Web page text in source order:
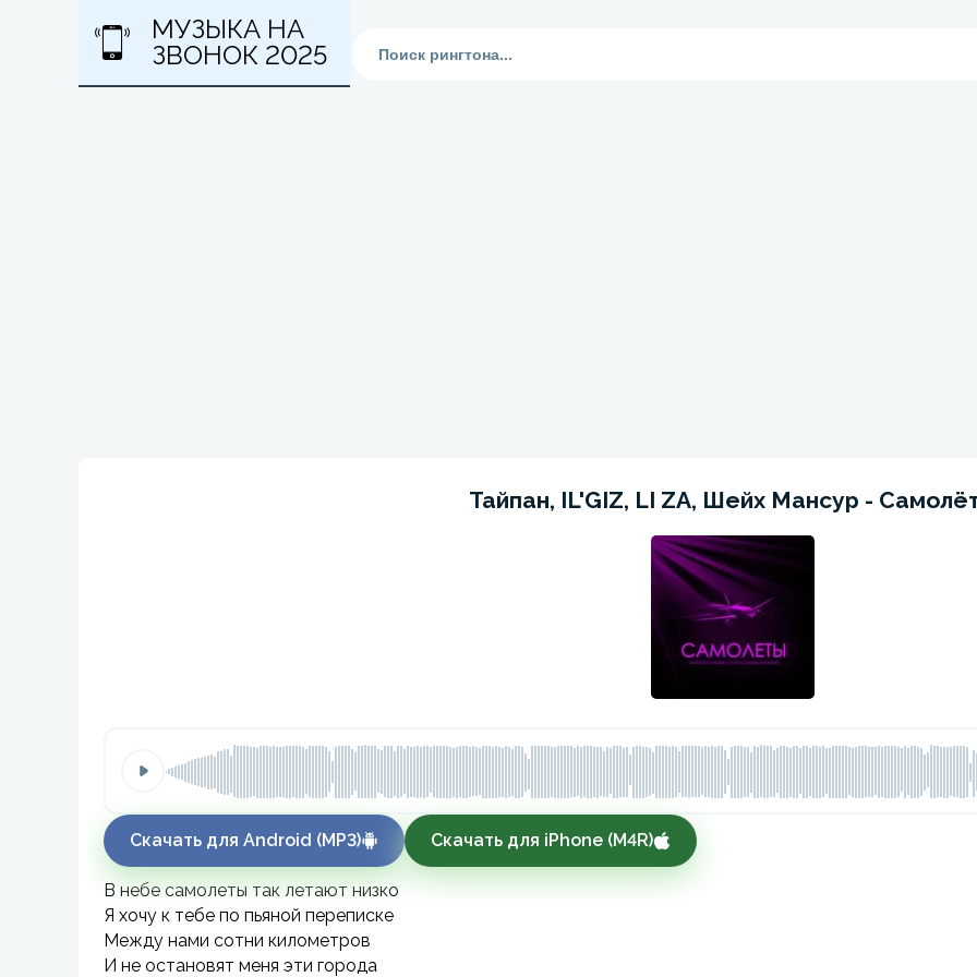
МУЗЫКА НА
ЗВОНОК 2025
Тайпан, IL'GIZ, LI ZA, Шейх Мансур -
Скачать для Android (MP3) Скачать для iPhone (M4R)
В небе самолеты так летают низко
Я хочу к тебе по пьяной переписке
Между нами сотни километров
И не остановят меня эти города